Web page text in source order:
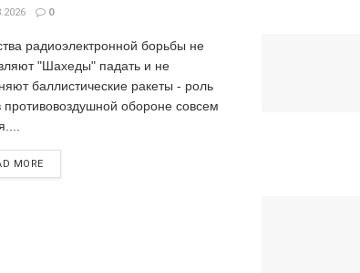
0
радиоэлектронной борьбы не
"Шахеды" падать и не
баллистические ракеты - роль
обороне совсем
MORE